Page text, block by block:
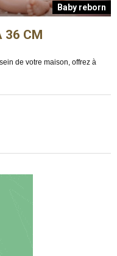
Baby reborn
36 CM
de votre maison, offrez à